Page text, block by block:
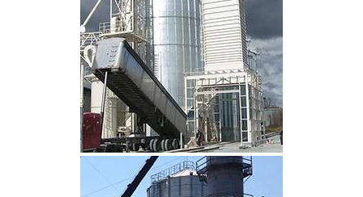
CLIQUEZ POUR AGRANDIR